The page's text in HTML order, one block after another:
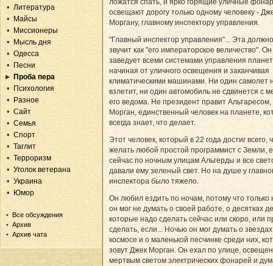
Литература
Майсы
Миссионеры
Мысль дня
Одесса
Песни
Проба пера
Психология
Разное
Сайт
Семья
Спорт
Таглит
Терроризм
Уголок ветерана
Украина
Юмор
Все обсуждения
Архив
Архив чата
ложатся спать, и ярко горящие уличные
освещают дорогу только одному человеку -
Моргану, главному инспектору управления.
"Главный инспектор управления"... Эта
звучит как "его императорское величество". Он
заведует всеми системами управления
начиная от уличного освещения и заканчивая
климатическими машинами. Ни один самолет
взлетит, ни один автомобиль не сдвинется с
его ведома. Не президент правит
Морган, единственный человек на планете,
всегда знает, что делает.
Этот человек, который в 22 года достиг всего,
желать любой простой программист с Земли,
сейчас по ночным улицам Альгерды и все
давали ему зеленый свет. Но на душе у
инспектора было тяжело.
Он любил ездить по ночам, потому что только
он мог не думать о своей работе, о десятках
которые надо сделать сейчас или скоро, или
сделать, если... Ночью он мог думать о
космосе и о маленькой песчинке среди них,
зовут Джек Морган. Он ехал по улице,
мертвым светом электрических фонарей и